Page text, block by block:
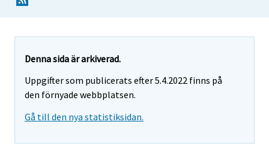
Denna sida är arkiverad.
Uppgifter som publicerats efter 5.4.2022 finns på
den förnyade webbplatsen.
Gå till den nya statistiksidan.